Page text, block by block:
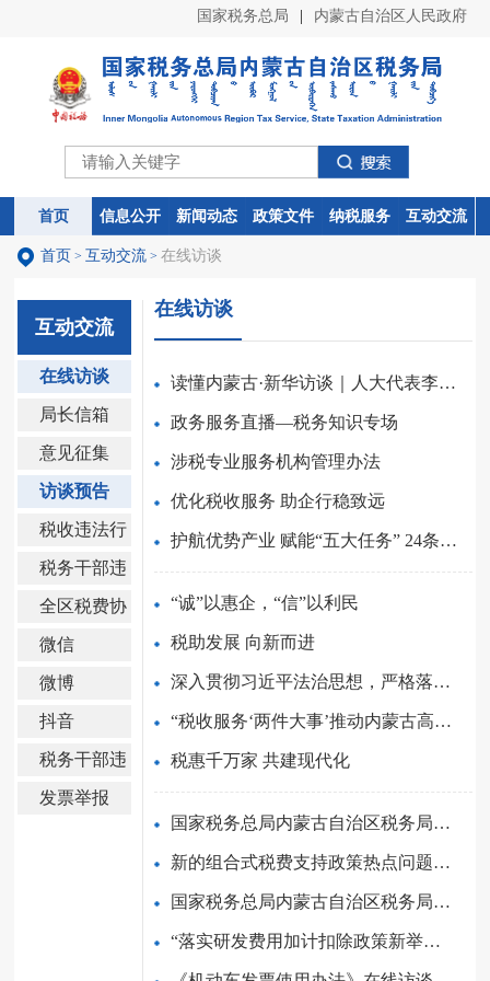
国家税务总局 内蒙古自治区人民政府
首页 信息公开 新闻动态 政策文件 纳税服务 互动交流
首页 信息公开 新闻动态 政策文件 纳税服务 互动交流
首页 > 互动交流> 在线访谈
互动交流
在线访谈
局长信箱
意见征集
访谈预告
税收违法行
为检举
税务干部违
纪举报
全区税费协
同工作服务
专线
微信
微博
抖音
税务干部违
纪举报电话
发票举报
在线访谈
读懂内蒙古·新华访谈｜人大代表李俊珅：为因地制宜发展新质...
政务服务直播—税务知识专场
涉税专业服务机构管理办法
优化税收服务 助企行稳致远
护航优势产业 赋能“五大任务” 24条税务措施助力内蒙古高质...
“诚”以惠企，“信”以利民
税助发展 向新而进
深入贯彻习近平法治思想，严格落实普法工作责任制
“税收服务‘两件大事’推动内蒙古高质量发展”新闻发布会实录
税惠千万家 共建现代化
国家税务总局内蒙古自治区税务局“‘非接触式’服务让您办税...
新的组合式税费支持政策热点问题解答
国家税务总局内蒙古自治区税务局“办税缴费便利化服务知多少...
“落实研发费用加计扣除政策新举措”在线访谈